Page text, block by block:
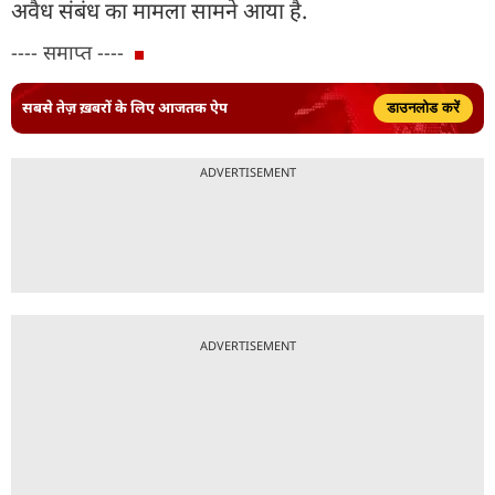
अवैध संबंध का मामला सामने आया है.
---- समाप्त ----
सबसे तेज़ ख़बरों के लिए आजतक ऐप डाउनलोड करें
ADVERTISEMENT
ADVERTISEMENT